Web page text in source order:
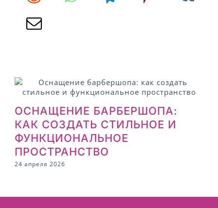
ОСНАЩЕНИЕ БАРБЕРШОПА:
КАК СОЗДАТЬ СТИЛЬНОЕ И
ФУНКЦИОНАЛЬНОЕ
ПРОСТРАНСТВО
24 апреля 2026